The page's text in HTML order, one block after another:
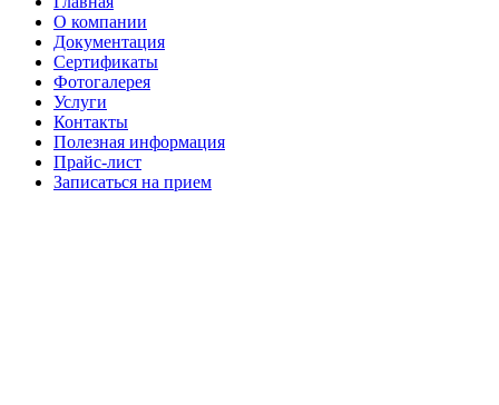
О компании
Документация
Сертификаты
Фотогалерея
Услуги
Контакты
Полезная информация
Прайс-лист
Записаться на прием